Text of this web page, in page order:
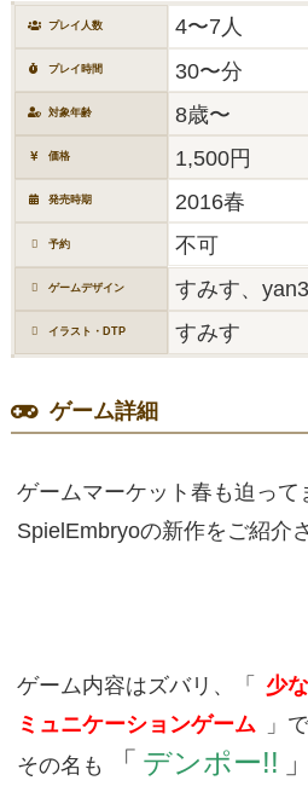
プレイ人数 4〜7人
プレイ時間 30〜分
対象年齢 8歳〜
価格 1,500円
発売時期 2016春
予約 不可
ゲームデザイン すみす、yan3
イラスト・DTP すみす
ゲーム詳細
ゲームマーケット春も迫って
SpielEmbryoの新作をご紹介
ゲーム内容はズバリ、「
少
ミュニケーションゲーム
」
その名も
「 デンポー!! 」